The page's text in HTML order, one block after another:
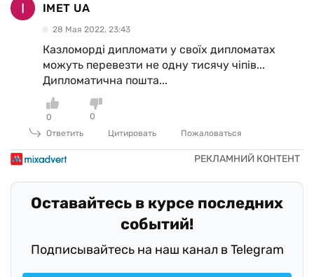
IMET UA
28 Мая 2022, 23:43
Казломорді дипломати у своїх дипломатах
можуть перевезти не одну тисячу чіпів...
Дипломатична пошта...
0
0
Ответить
Цитировать Пожаловаться
Оставайтесь в курсе последних
событий!
Подписывайтесь на наш канал в Telegram